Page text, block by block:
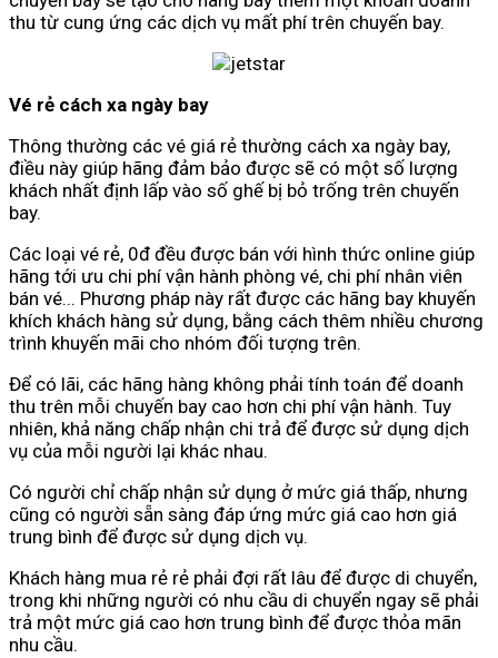
thu từ cung ứng các dịch vụ mất phí trên chuyến bay.
Vé rẻ cách xa ngày bay
Thông thường các vé giá rẻ thường cách xa ngày bay,
điều này giúp hãng đảm bảo được sẽ có một số lượng
khách nhất định lấp vào số ghế bị bỏ trống trên chuyến
bay.
Các loại vé rẻ, 0đ đều được bán với hình thức online giúp
hãng tới ưu chi phí vận hành phòng vé, chi phí nhân viên
bán vé... Phương pháp này rất được các hãng bay khuyến
khích khách hàng sử dụng, bằng cách thêm nhiều chương
trình khuyến mãi cho nhóm đối tượng trên.
Để có lãi, các hãng hàng không phải tính toán để doanh
thu trên mỗi chuyến bay cao hơn chi phí vận hành. Tuy
nhiên, khả năng chấp nhận chi trả để được sử dụng dịch
vụ của mỗi người lại khác nhau.
Có người chỉ chấp nhận sử dụng ở mức giá thấp, nhưng
cũng có người sẵn sàng đáp ứng mức giá cao hơn giá
trung bình để được sử dụng dịch vụ.
Khách hàng mua rẻ rẻ phải đợi rất lâu để được di chuyển,
trong khi những người có nhu cầu di chuyển ngay sẽ phải
trả một mức giá cao hơn trung bình để được thỏa mãn
nhu cầu.